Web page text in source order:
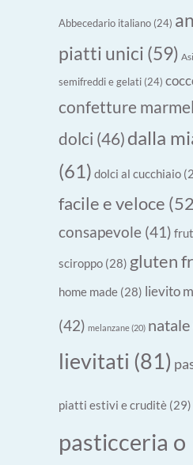
Abbecedario italiano (24)
piatti unici (59)
semifreddi e gelati (24)
confetture
dolci (46) dalla
(61) dolci al cucchiaio
facile e veloce
consapevole (41)
sciroppo (28) gluten
home made (28) lievito
(42) melanzane(20) natale
lievitati (81)
piatti estivi e cruditè (29)
pasticceria o